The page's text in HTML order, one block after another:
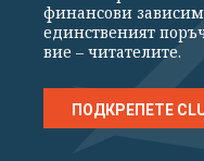
финансови
единственият
вие – читателите.
ПОДКРЕПЕТЕ